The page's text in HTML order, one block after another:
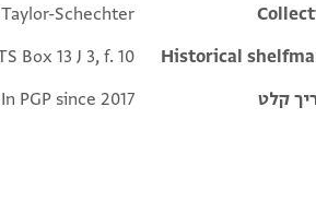
Schechter
Historical
Box 13 J 3, f. 10
קלט
In PGP since 2017